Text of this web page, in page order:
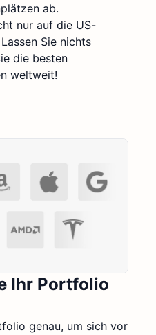
ab.
nur auf die US-
Sie nichts
die besten
weltweit!
Ihr Portfolio
genau, um sich vor